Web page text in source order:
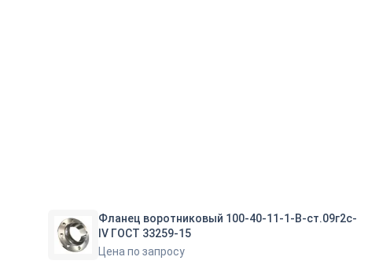
Фланец воротниковый 100-40-11-1-B-ст.09г2с-
IV ГОСТ 33259-15
Цена по запросу